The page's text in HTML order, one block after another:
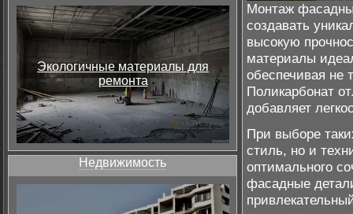
Экологичные материалы для
ремонта
Недвижимость
Монтаж
создавать
высокую
материалы
обеспечивая не
Поликарбонат
добавляет
При выборе
стиль, но и
оптимального
фасадные